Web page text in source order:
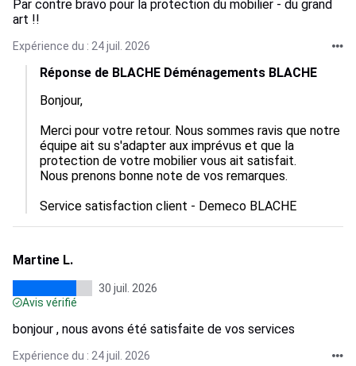
Par contre bravo pour la protection du mobilier - du grand
art !!
Expérience du : 24 juil. 2026
Réponse de BLACHE Déménagements BLACHE
Bonjour,
Merci pour votre retour. Nous sommes ravis que notre
équipe ait su s'adapter aux imprévus et que la
protection de votre mobilier vous ait satisfait.
Nous prenons bonne note de vos remarques.
Service satisfaction client - Demeco BLACHE
Martine L.
30 juil. 2026
Avis vérifié
bonjour , nous avons été satisfaite de vos services
Expérience du : 24 juil. 2026